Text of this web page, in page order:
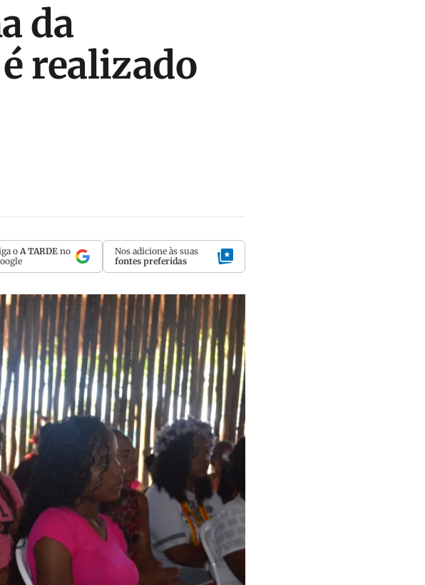
da
realizado
oA TARDE no
Nos adicione às suas
fontes preferidas